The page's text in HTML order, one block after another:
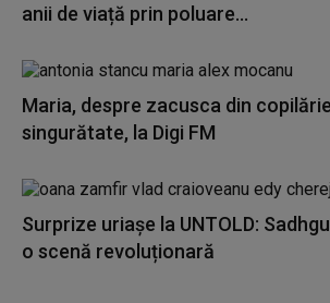
anii de viață prin poluare...
Maria, despre zacusca din
singurătate, la Digi FM
Surprize uriașe la UNTOLD:
o scenă revoluționară